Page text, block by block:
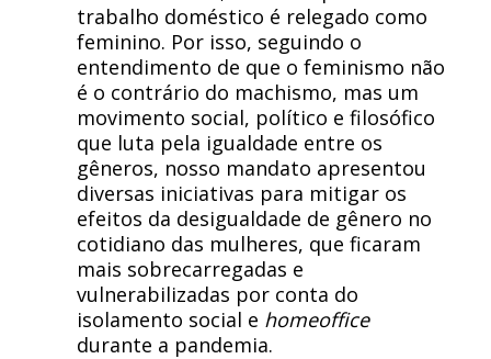
trabalho doméstico é relegado como
feminino. Por isso, seguindo o
entendimento de que o feminismo não
é o contrário do machismo, mas um
movimento social, político e filosófico
que luta pela igualdade entre os
gêneros, nosso mandato apresentou
diversas iniciativas para mitigar os
efeitos da desigualdade de gênero no
cotidiano das mulheres, que ficaram
mais sobrecarregadas e
vulnerabilizadas por conta do
isolamento social e homeoffice
durante a pandemia.